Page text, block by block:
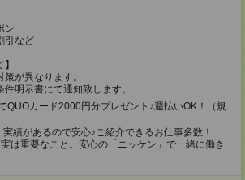
ン
引など
が異なります。
明示書にて通知致します。
QUOカード2000円分プレゼント♪週払いOK！（規
績があるので安心♪ご紹介できるお仕事多数！
は重要なこと。安心の「ニッケン」で一緒に働き